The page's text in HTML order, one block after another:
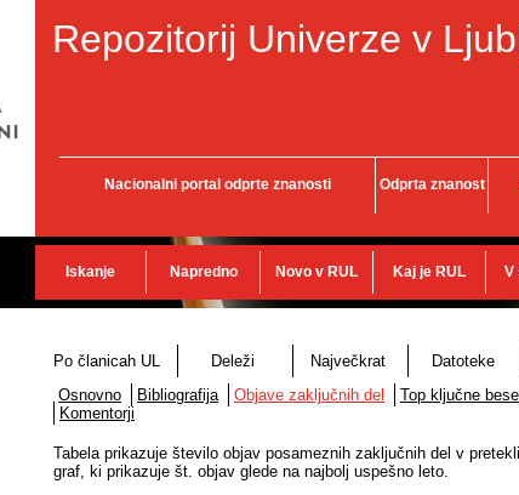
Repozitorij Univerze v
Nacionalni portal odprte znanosti Odprta znanost
Iskanje Napredno Novo v RUL Kaj je RUL V
Po članicah UL Deleži Največkrat Datoteke
Osnovno
Bibliografija Objave zaključnih del Top ključne
Komentorji
Tabela prikazuje število objav posameznih zaključnih del v
graf, ki prikazuje št. objav glede na najbolj uspešno leto.